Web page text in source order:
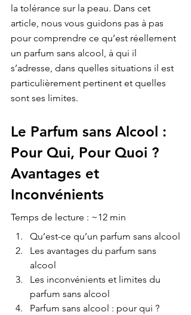
la tolérance sur la peau. Dans cet
article, nous vous guidons pas à pas
pour comprendre ce qu’est réellement
un parfum sans alcool, à qui il
s’adresse, dans quelles situations il est
particulièrement pertinent et quelles
sont ses limites.
Le Parfum sans Alcool :
Pour Qui, Pour Quoi ?
Avantages et
Inconvénients
Temps de lecture : ~12 min
Qu’est-ce qu’un parfum sans alcool
Les avantages du parfum sans
alcool
Les inconvénients et limites du
parfum sans alcool
Parfum sans alcool : pour qui ?